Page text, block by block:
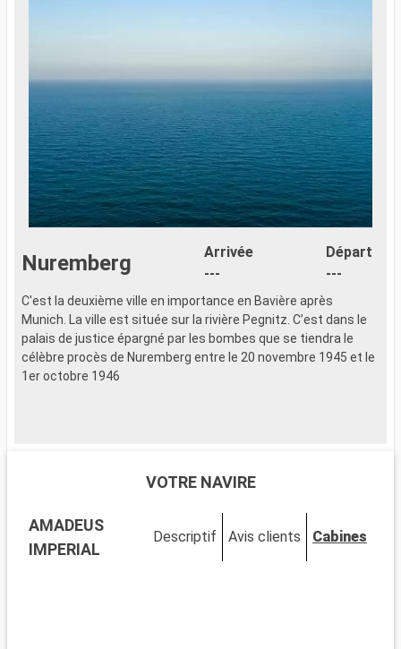
Nuremberg
Arrivée
---
Départ
---
C'est la deuxième ville en importance en Bavière après
Munich. La ville est située sur la rivière Pegnitz. C’est dans le
palais de justice épargné par les bombes que se tiendra le
célèbre procès de Nuremberg entre le 20 novembre 1945 et le
1er octobre 1946
VOTRE NAVIRE
AMADEUS
IMPERIAL
Descriptif Avis clients Cabines